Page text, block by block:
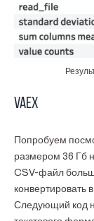
Vaex
Попробуем
размером 36 Гб
CSV-файл
конвертировать
Следующий код